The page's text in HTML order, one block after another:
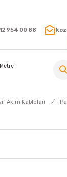
954 00 88
Akım Kabloları